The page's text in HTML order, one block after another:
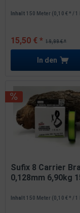
Inhalt150 Meter (0,10 € * / 1
19,99 € *
15,50 € *
In den
Sufix 8 Carrier
0,128mm 6,90kg
Inhalt150 Meter (0,10 € * / 1